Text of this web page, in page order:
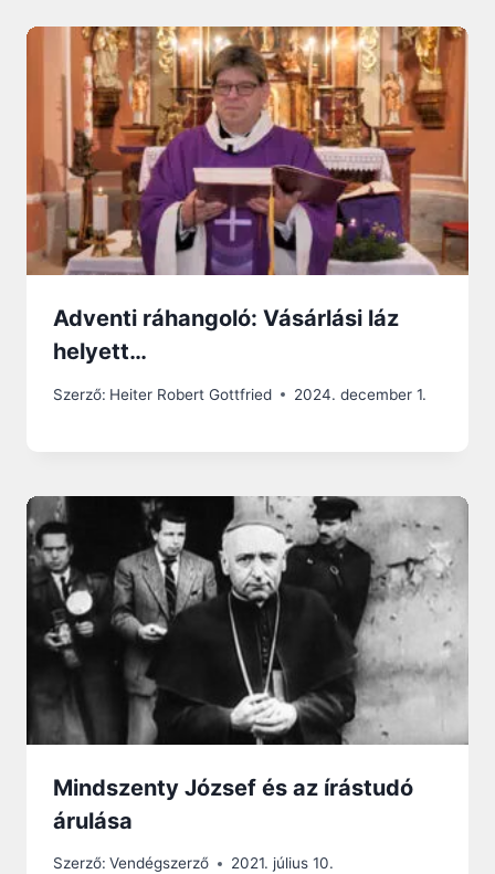
Adventi ráhangoló: Vásárlási láz
helyett…
Szerző: Heiter Robert Gottfried 2024. december 1.
Mindszenty József és az írástudó
árulása
Szerző: Vendégszerző 2021. július 10.